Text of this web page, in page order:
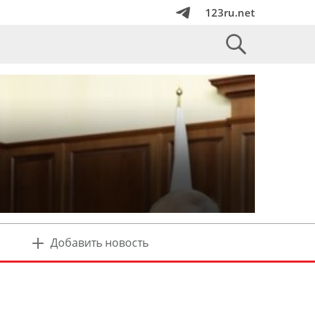
123ru.net
Добавить новость